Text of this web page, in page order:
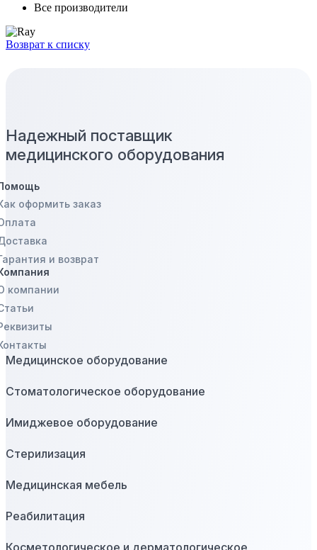
Все производители
Возврат к списку
Надежный поставщик
медицинского оборудования
оформить заказ
и возврат
компании
Медицинское оборудование
Стоматологическое оборудование
Имиджевое оборудование
Стерилизация
Медицинская мебель
Реабилитация
Косметологическое и дерматологическое